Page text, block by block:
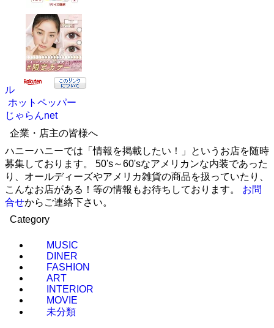
ル
ホットペッパー
じゃらんnet
企業・店主の皆様へ
ハニーハニーでは「情報を掲載したい！」というお店を随時
募集しております。 50's～60'sなアメリカンな内装であった
り、オールディーズやアメリカ雑貨の商品を扱っていたり、
こんなお店がある！等の情報もお待ちしております。 お問
合せからご連絡下さい。
Category
MUSIC
DINER
FASHION
ART
INTERIOR
MOVIE
未分類